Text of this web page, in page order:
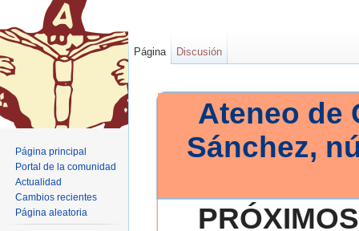
Ateneo de
Sánchez,
Página Discusión
Página principal
Portal de la comunidad
Actualidad
Cambios recientes
Página aleatoria